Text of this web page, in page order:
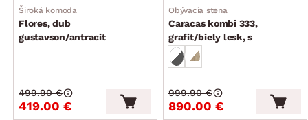
Široká komoda
Flores, dub
gustavson/antracit
419.00 €
499.90 €
Obývacia stena
Caracas kombi 333,
grafit/biely lesk, s
osvetlením
890.00 €
999.90 €